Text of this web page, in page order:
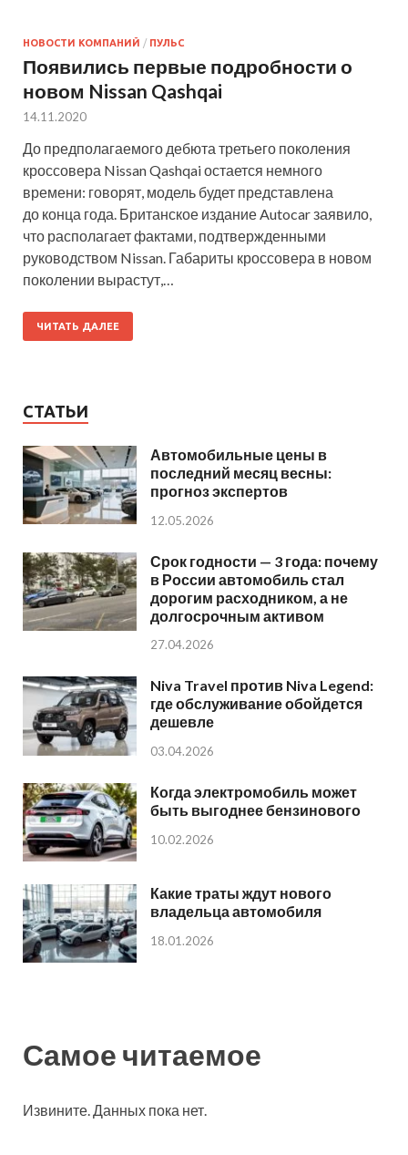
НОВОСТИ КОМПАНИЙ / ПУЛЬС
Появились первые подробности о
новом Nissan Qashqai
14.11.2020
До предполагаемого дебюта третьего поколения
кроссовера Nissan Qashqai остается немного
времени: говорят, модель будет представлена
до конца года. Британское издание Autocar заявило,
что располагает фактами, подтвержденными
руководством Nissan. Габариты кроссовера в новом
поколении вырастут,…
ЧИТАТЬ ДАЛЕЕ
СТАТЬИ
Автомобильные цены в
последний месяц весны:
прогноз экспертов
12.05.2026
Срок годности — 3 года: почему
в России автомобиль стал
дорогим расходником, а не
долгосрочным активом
27.04.2026
Niva Travel против Niva Legend:
где обслуживание обойдется
дешевле
03.04.2026
Когда электромобиль может
быть выгоднее бензинового
10.02.2026
Какие траты ждут нового
владельца автомобиля
18.01.2026
Самое читаемое
Извините. Данных пока нет.